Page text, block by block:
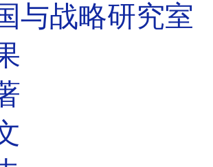
与战略研究室